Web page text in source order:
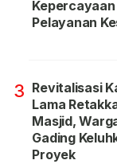
Pelayanan
3 Revitalisasi
Lama
Masjid,
Gading
Proyek